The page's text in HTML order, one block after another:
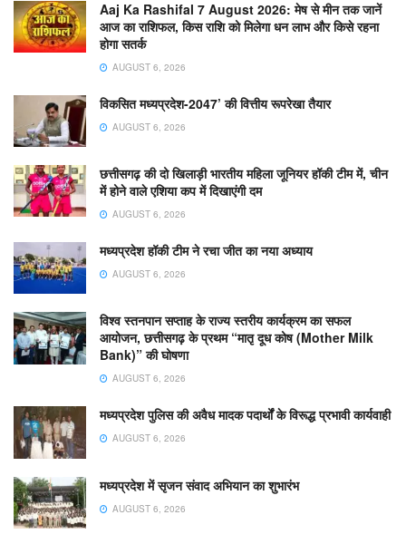
Aaj Ka Rashifal 7 August 2026: मेष से मीन तक जानें
आज का राशिफल, किस राशि को मिलेगा धन लाभ और किसे रहना
होगा सतर्क
AUGUST 6, 2026
विकसित मध्यप्रदेश-2047’ की वित्तीय रूपरेखा तैयार
AUGUST 6, 2026
छत्तीसगढ़ की दो खिलाड़ी भारतीय महिला जूनियर हॉकी टीम में, चीन
में होने वाले एशिया कप में दिखाएंगी दम
AUGUST 6, 2026
मध्यप्रदेश हॉकी टीम ने रचा जीत का नया अध्याय
AUGUST 6, 2026
विश्व स्तनपान सप्ताह के राज्य स्तरीय कार्यक्रम का सफल
आयोजन, छत्तीसगढ़ के प्रथम “मातृ दूध कोष (Mother Milk
Bank)” की घोषणा
AUGUST 6, 2026
मध्यप्रदेश पुलिस की अवैध मादक पदार्थों के विरूद्ध प्रभावी कार्यवाही
AUGUST 6, 2026
मध्यप्रदेश में सृजन संवाद अभियान का शुभारंभ
AUGUST 6, 2026